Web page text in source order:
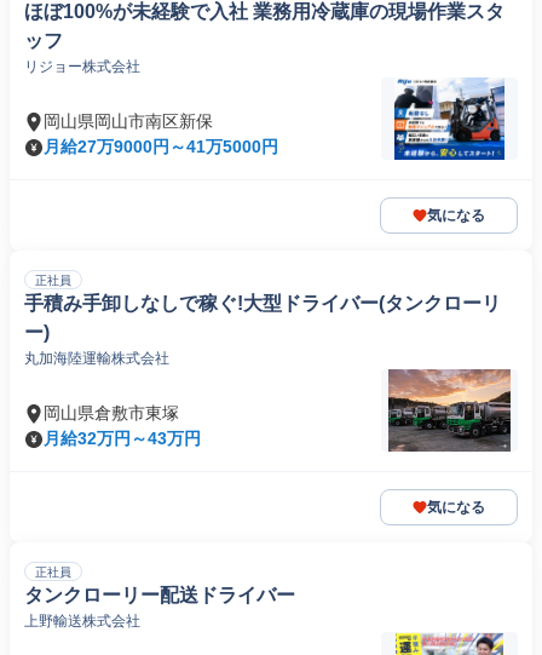
ほぼ100%が未経験で入社 業務用冷蔵庫の現場作業スタ
ッフ
リジョー株式会社
岡山県岡山市南区新保
月給27万9000円～41万5000円
気になる
正社員
手積み手卸しなしで稼ぐ!大型ドライバー(タンクローリ
ー)
丸加海陸運輸株式会社
岡山県倉敷市東塚
月給32万円～43万円
気になる
正社員
タンクローリー配送ドライバー
上野輸送株式会社